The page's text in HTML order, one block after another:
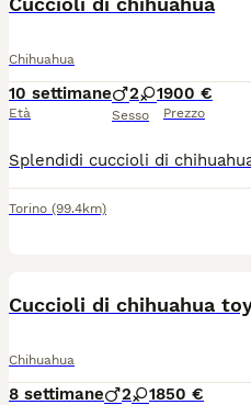
Chihuahua
10 settimane
Età
2 1
Sesso
900 €
Prezzo
Torino (99.4km)
Cuccioli di chihuahua
Chihuahua
8 settimane 2 1850 €